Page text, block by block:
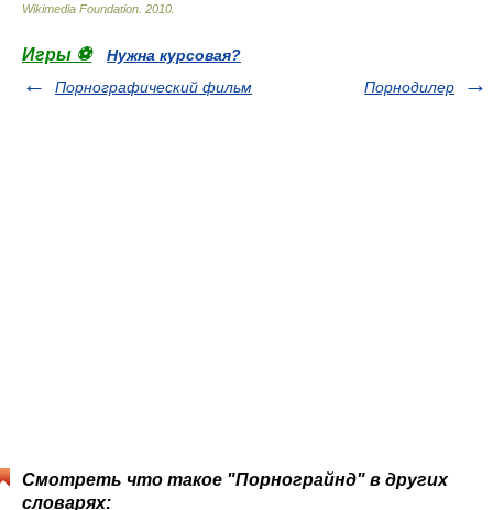
Wikimedia Foundation 2010
Игры ⚽
Нужна курсовая?
Порнографический фильм
Порнодилер
Смотреть что такое "Порнограйнд" в других
словарях: